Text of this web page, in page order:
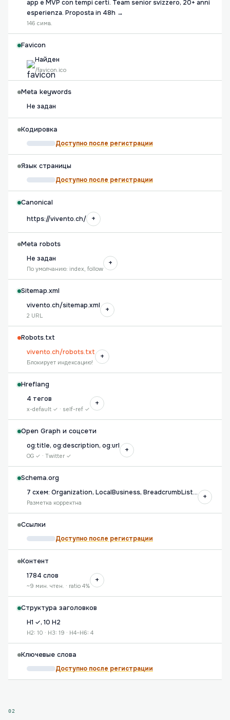
app e MVP con tempi certi. Team senior svizzero, 20+ anni
esperienza. Proposta in 48h →
146 симв.
Favicon
Найден
/favicon.ico
Meta keywords
Не задан
Кодировка
Доступно после регистрации
Язык страницы
Доступно после регистрации
Canonical
https://vivento.ch/
+
Meta robots
Не задан
По умолчанию: index, follow
+
Sitemap.xml
vivento.ch/sitemap.xml
2 URL
+
Robots.txt
vivento.ch/robots.txt
Блокирует индексацию!
+
Hreflang
4 тегов
x-default ✓ · self-ref ✓
+
Open Graph и соцсети
og:title, og:description, og:url
OG ✓ · Twitter ✓
+
Schema.org
7 схем: Organization, LocalBusiness, BreadcrumbList…
Разметка корректна
+
Ссылки
Доступно после регистрации
Контент
1784 слов
~9 мин. чтен. · ratio 4%
+
Структура заголовков
H1 ✓, 10 H2
H2: 10 · H3: 19 · H4–H6: 4
Ключевые слова
Доступно после регистрации
02